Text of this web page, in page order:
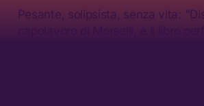
Pesante, solipsista, senza vita: